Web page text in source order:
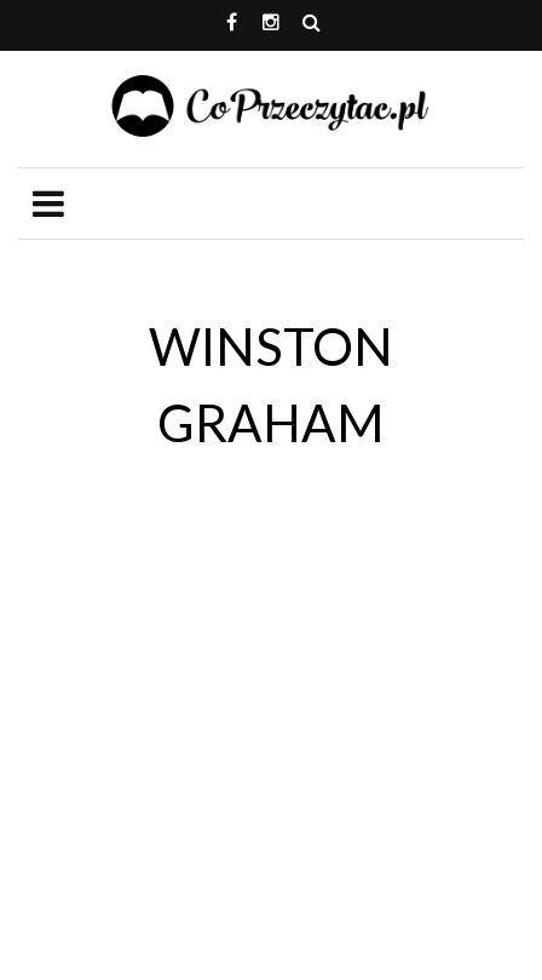
WINSTON
GRAHAM